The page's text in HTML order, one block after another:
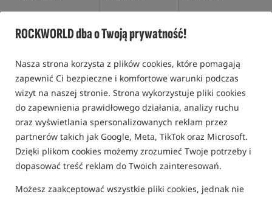
ROCKWORLD dba o Twoją prywatność!
Nasza strona korzysta z plików cookies, które pomagają
zapewnić Ci bezpieczne i komfortowe warunki podczas
wizyt na naszej stronie. Strona wykorzystuje pliki cookies
do zapewnienia prawidłowego działania, analizy ruchu
oraz wyświetlania spersonalizowanych reklam przez
partnerów takich jak Google, Meta, TikTok oraz Microsoft.
Dzięki plikom cookies możemy zrozumieć Twoje potrzeby i
dopasować treść reklam do Twoich zainteresowań.
Możesz zaakceptować wszystkie pliki cookies, jednak nie
WĘDKI FEEDEROWE
Promocja Promocja 5,0